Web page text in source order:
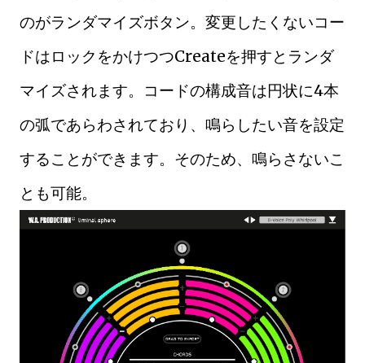
のがランダマイズボタン。変更したくないコー
ドはロックをかけつつCreateを押すとランダ
マイズされます。コードの構成音は円状に4本
の弧であらわされており、鳴らしたい音を設定
することができます。そのため、鳴らさないこ
とも可能。